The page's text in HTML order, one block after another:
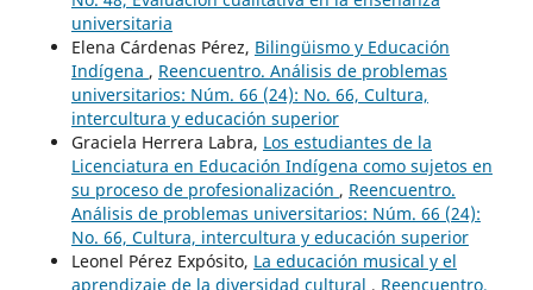
universitaria
Elena Cárdenas Pérez, Bilingüismo y Educación
Indígena , Reencuentro. Análisis de problemas
universitarios: Núm. 66 (24): No. 66, Cultura,
intercultura y educación superior
Graciela Herrera Labra, Los estudiantes de la
Licenciatura en Educación Indígena como sujetos en
su proceso de profesionalización , Reencuentro.
Análisis de problemas universitarios: Núm. 66 (24):
No. 66, Cultura, intercultura y educación superior
Leonel Pérez Expósito, La educación musical y el
aprendizaje de la diversidad cultural , Reencuentro.